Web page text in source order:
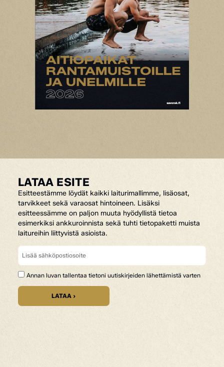
LATAA ESITE
Esitteestämme löydät kaikki laiturimallimme, lisäosat,
tarvikkeet sekä varaosat hintoineen. Lisäksi
esitteessämme on paljon muuta hyödyllistä tietoa
esimerkiksi ankkuroinnista sekä tuhti tietopaketti muista
laitureihin liittyvistä asioista.
Annan luvan tallentaa tietoni uutiskirjeiden lähettämistä varten
LATAA ›